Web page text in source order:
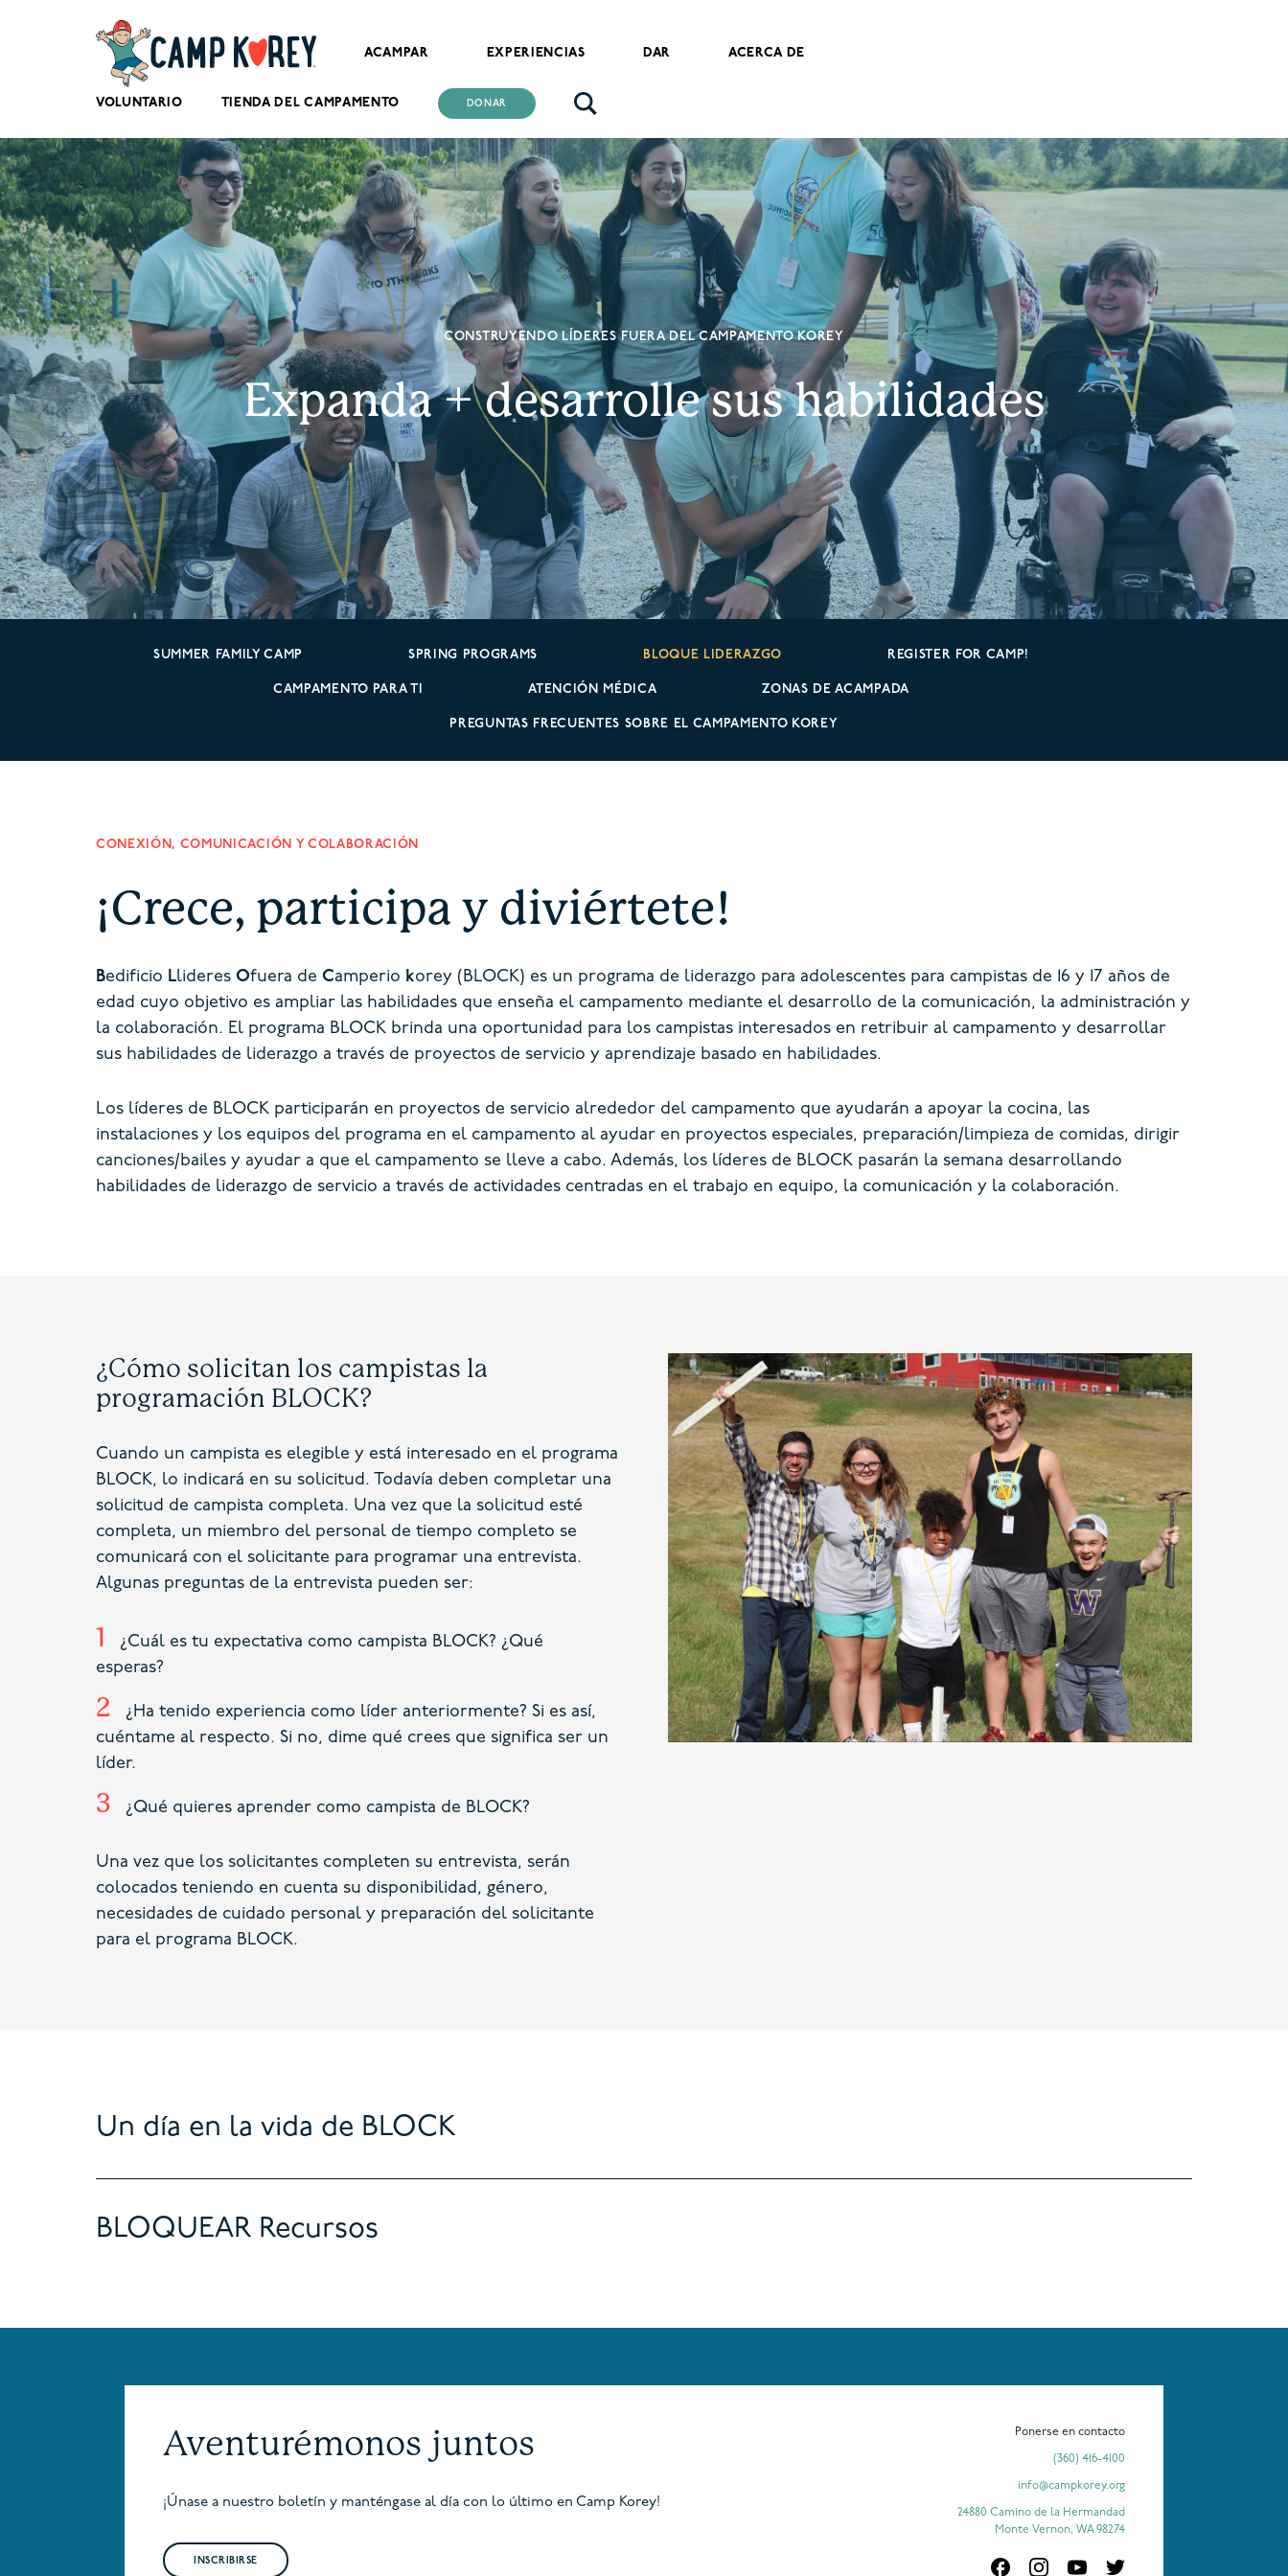
ACAMPAR EXPERIENCIAS DAR ACERCA DE
VOLUNTARIO TIENDA DEL CAMPAMENTO DONAR
CONSTRUYENDO LÍDERES FUERA DEL CAMPAMENTO KOREY
Expanda + desarrolle sus habilidades
SUMMER FAMILY CAMP SPRING PROGRAMS BLOQUE LIDERAZGO REGISTER FOR CAMP!
CAMPAMENTO PARA TI ATENCIÓN MÉDICA ZONAS DE ACAMPADA
PREGUNTAS FRECUENTES SOBRE EL CAMPAMENTO KOREY
CONEXIÓN, COMUNICACIÓN Y COLABORACIÓN
¡Crece, participa y diviértete!
Bedificio Llideres Ofuera de Camperio korey (BLOCK) es un programa de liderazgo para adolescentes para campistas de 16 y 17 años de
edad cuyo objetivo es ampliar las habilidades que enseña el campamento mediante el desarrollo de la comunicación, la administración y
la colaboración. El programa BLOCK brinda una oportunidad para los campistas interesados en retribuir al campamento y desarrollar
sus habilidades de liderazgo a través de proyectos de servicio y aprendizaje basado en habilidades.
Los líderes de BLOCK participarán en proyectos de servicio alrededor del campamento que ayudarán a apoyar la cocina, las
instalaciones y los equipos del programa en el campamento al ayudar en proyectos especiales, preparación/limpieza de comidas, dirigir
canciones/bailes y ayudar a que el campamento se lleve a cabo. Además, los líderes de BLOCK pasarán la semana desarrollando
habilidades de liderazgo de servicio a través de actividades centradas en el trabajo en equipo, la comunicación y la colaboración.
¿Cómo solicitan los campistas la
programación BLOCK?
Cuando un campista es elegible y está interesado en el programa
BLOCK, lo indicará en su solicitud. Todavía deben completar una
solicitud de campista completa. Una vez que la solicitud esté
completa, un miembro del personal de tiempo completo se
comunicará con el solicitante para programar una entrevista.
Algunas preguntas de la entrevista pueden ser:
¿Cuál es tu expectativa como campista BLOCK? ¿Qué
esperas?
¿Ha tenido experiencia como líder anteriormente? Si es así,
cuéntame al respecto. Si no, dime qué crees que significa ser un
líder.
¿Qué quieres aprender como campista de BLOCK?
Una vez que los solicitantes completen su entrevista, serán
colocados teniendo en cuenta su disponibilidad, género,
necesidades de cuidado personal y preparación del solicitante
para el programa BLOCK.
Un día en la vida de BLOCK
BLOQUEAR Recursos
Aventurémonos juntos
¡Únase a nuestro boletín y manténgase al día con lo último en Camp Korey!
INSCRIBIRSE
Ponerse en contacto
(360) 416-4100
info@campkorey.org
24880 Camino de la Hermandad
Monte Vernon, WA 98274